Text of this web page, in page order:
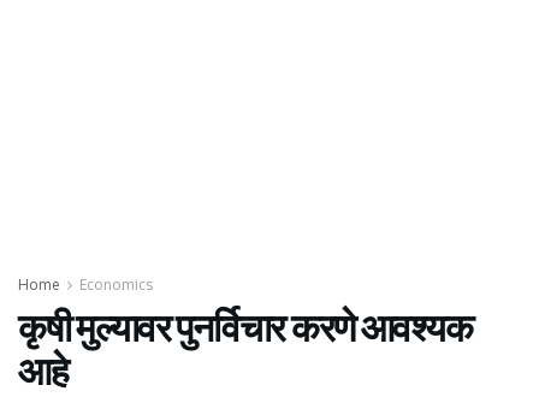
Home Economics
कृषी मुल्यावर पुनर्विचार करणे आवश्यक
आहे